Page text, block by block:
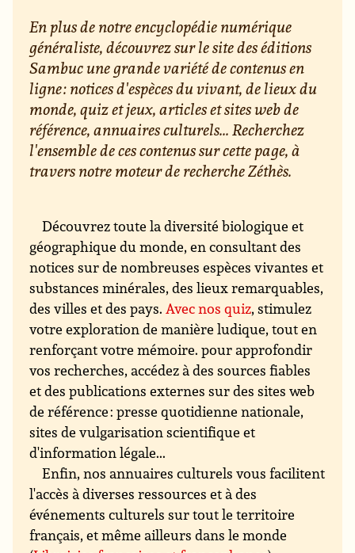
En plus de notre encyclopédie numérique
généraliste, découvrez sur le site des éditions
Sambuc une grande variété de contenus en
ligne : notices d'espèces du vivant, de lieux du
monde, quiz et jeux, articles et sites web de
référence, annuaires culturels... Recherchez
l'ensemble de ces contenus sur cette page, à
travers notre moteur de recherche Zéthès.
Découvrez toute la diversité biologique et
géographique du monde, en consultant des
notices sur de nombreuses espèces vivantes et
substances minérales, des lieux remarquables,
des villes et des pays. Avec nos quiz, stimulez
votre exploration de manière ludique, tout en
renforçant votre mémoire. pour approfondir
vos recherches, accédez à des sources fiables
et des publications externes sur des sites web
de référence : presse quotidienne nationale,
sites de vulgarisation scientifique et
d'information légale...
Enfin, nos annuaires culturels vous facilitent
l'accès à diverses ressources et à des
événements culturels sur tout le territoire
français, et même ailleurs dans le monde